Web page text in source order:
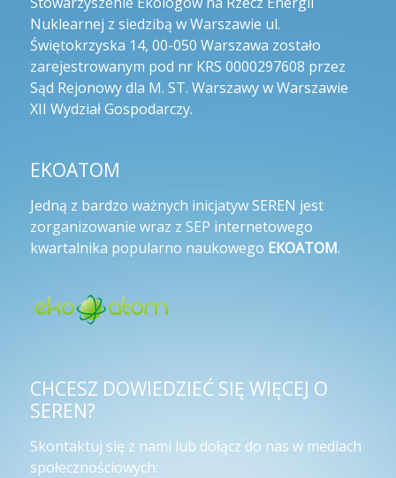
Nuklearnej z siedzibą w Warszawie ul.
Świętokrzyska 14, 00-050 Warszawa zostało
zarejestrowanym pod nr KRS 0000297608 przez
Sąd Rejonowy dla M. ST. Warszawy w Warszawie
XII Wydział Gospodarczy.
EKOATOM
Jedną z bardzo ważnych inicjatyw SEREN jest
zorganizowanie wraz z SEP internetowego
kwartalnika popularno naukowego EKOATOM.
CHCESZ DOWIEDZIEĆ SIĘ WIĘCEJ O
SEREN?
Skontaktuj się z nami lub dołącz do nas w mediach
społecznościowych: